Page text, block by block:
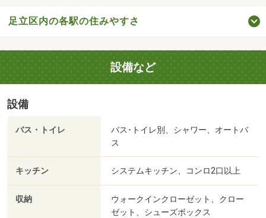
足立区内の各駅の住みやすさ
設備など
設備
バス・トイレ
バス･トイレ別、シャワー、オートバ
ス
キッチン システムキッチン、コンロ2口以上
収納
ウォークインクローゼット、クロー
ゼット、シューズボックス